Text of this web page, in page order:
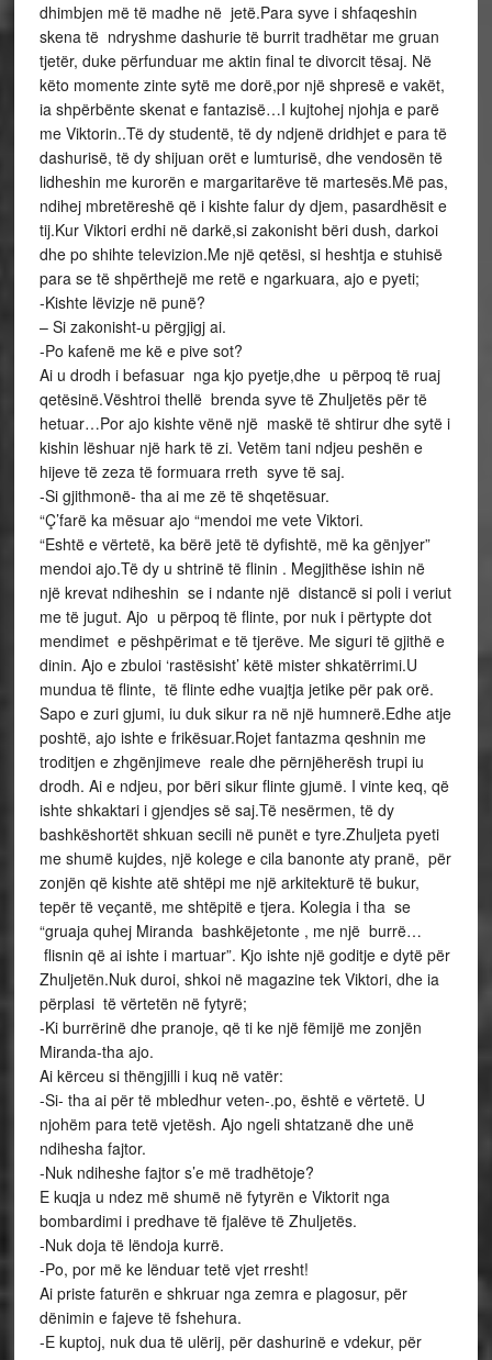
dhimbjen më të madhe në jetë.Para syve i shfaqeshin
skena të ndryshme dashurie të burrit tradhëtar me gruan
tjetër, duke përfunduar me aktin final te divorcit tësaj. Në
këto momente zinte sytë me dorë,por një shpresë e vakët,
ia shpërbënte skenat e fantazisë…I kujtohej njohja e parë
me Viktorin..Të dy studentë, të dy ndjenë dridhjet e para të
dashurisë, të dy shijuan orët e lumturisë, dhe vendosën të
lidheshin me kurorën e margaritarëve të martesës.Më pas,
ndihej mbretëreshë që i kishte falur dy djem, pasardhësit e
tij.Kur Viktori erdhi në darkë,si zakonisht bëri dush, darkoi
dhe po shihte televizion.Me një qetësi, si heshtja e stuhisë
para se të shpërthejë me retë e ngarkuara, ajo e pyeti;
-Kishte lëvizje në punë?
– Si zakonisht-u përgjigj ai.
-Po kafenë me kë e pive sot?
Ai u drodh i befasuar nga kjo pyetje,dhe u përpoq të ruaj
qetësinë.Vështroi thellë brenda syve të Zhuljetës për të
hetuar…Por ajo kishte vënë një maskë të shtirur dhe sytë i
kishin lëshuar një hark të zi. Vetëm tani ndjeu peshën e
hijeve të zeza të formuara rreth syve të saj.
-Si gjithmonë- tha ai me zë të shqetësuar.
“Ç’farë ka mësuar ajo “mendoi me vete Viktori.
“Eshtë e vërtetë, ka bërë jetë të dyfishtë, më ka gënjyer”
mendoi ajo.Të dy u shtrinë të flinin . Megjithëse ishin në
një krevat ndiheshin se i ndante një distancë si poli i veriut
me të jugut. Ajo u përpoq të flinte, por nuk i përtypte dot
mendimet e pëshpërimat e të tjerëve. Me siguri të gjithë e
dinin. Ajo e zbuloi ‘rastësisht’ këtë mister shkatërrimi.U
mundua të flinte, të flinte edhe vuajtja jetike për pak orë.
Sapo e zuri gjumi, iu duk sikur ra në një humnerë.Edhe atje
poshtë, ajo ishte e frikësuar.Rojet fantazma qeshnin me
troditjen e zhgënjimeve reale dhe përnjëherësh trupi iu
drodh. Ai e ndjeu, por bëri sikur flinte gjumë. I vinte keq, që
ishte shkaktari i gjendjes së saj.Të nesërmen, të dy
bashkëshortët shkuan secili në punët e tyre.Zhuljeta pyeti
me shumë kujdes, një kolege e cila banonte aty pranë, për
zonjën që kishte atë shtëpi me një arkitekturë të bukur,
tepër të veçantë, me shtëpitë e tjera. Kolegia i tha se
“gruaja quhej Miranda bashkëjetonte , me një burrë…
flisnin që ai ishte i martuar”. Kjo ishte një goditje e dytë për
Zhuljetën.Nuk duroi, shkoi në magazine tek Viktori, dhe ia
përplasi të vërtetën në fytyrë;
-Ki burrërinë dhe pranoje, që ti ke një fëmijë me zonjën
Miranda-tha ajo.
Ai kërceu si thëngjilli i kuq në vatër:
-Si- tha ai për të mbledhur veten-.po, është e vërtetë. U
njohëm para tetë vjetësh. Ajo ngeli shtatzanë dhe unë
ndihesha fajtor.
-Nuk ndiheshe fajtor s’e më tradhëtoje?
E kuqja u ndez më shumë në fytyrën e Viktorit nga
bombardimi i predhave të fjalëve të Zhuljetës.
-Nuk doja të lëndoja kurrë.
-Po, por më ke lënduar tetë vjet rresht!
Ai priste faturën e shkruar nga zemra e plagosur, për
dënimin e fajeve të fshehura.
-E kuptoj, nuk dua të ulërij, për dashurinë e vdekur, për